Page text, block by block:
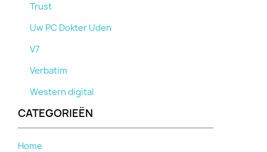
Trust
Uw PC Dokter Uden
V7
Verbatim
Western digital
CATEGORIEËN
Home